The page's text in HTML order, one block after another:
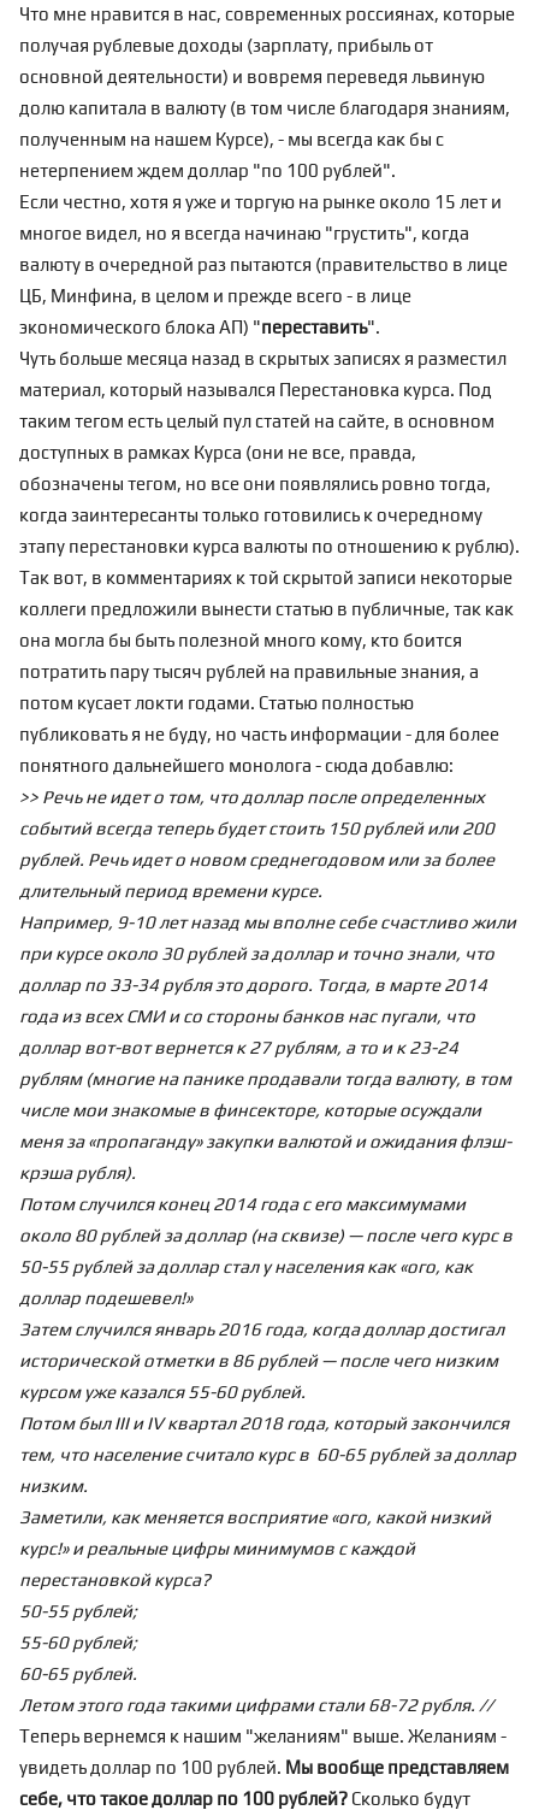
Что мне нравится в нас, современных россиянах, которые
получая рублевые доходы (зарплату, прибыль от
основной деятельности) и вовремя переведя львиную
долю капитала в валюту (в том числе благодаря знаниям,
полученным на нашем Курсе), - мы всегда как бы с
нетерпением ждем доллар "по 100 рублей".
Если честно, хотя я уже и торгую на рынке около 15 лет и
многое видел, но я всегда начинаю "грустить", когда
валюту в очередной раз пытаются (правительство в лице
ЦБ, Минфина, в целом и прежде всего - в лице
экономического блока АП) "переставить".
Чуть больше месяца назад в скрытых записях я разместил
материал, который назывался Перестановка курса. Под
таким тегом есть целый пул статей на сайте, в основном
доступных в рамках Курса (они не все, правда,
обозначены тегом, но все они появлялись ровно тогда,
когда заинтересанты только готовились к очередному
этапу перестановки курса валюты по отношению к рублю).
Так вот, в комментариях к той скрытой записи некоторые
коллеги предложили вынести статью в публичные, так как
она могла бы быть полезной много кому, кто боится
потратить пару тысяч рублей на правильные знания, а
потом кусает локти годами. Статью полностью
публиковать я не буду, но часть информации - для более
понятного дальнейшего монолога - сюда добавлю:
>> Речь не идет о том, что доллар после определенных
событий всегда теперь будет стоить 150 рублей или 200
рублей. Речь идет о новом среднегодовом или за более
длительный период времени курсе.
Например, 9-10 лет назад мы вполне себе счастливо жили
при курсе около 30 рублей за доллар и точно знали, что
доллар по 33-34 рубля это дорого. Тогда, в марте 2014
года из всех СМИ и со стороны банков нас пугали, что
доллар вот-вот вернется к 27 рублям, а то и к 23-24
рублям (многие на панике продавали тогда валюту, в том
числе мои знакомые в финсекторе, которые осуждали
меня за «пропаганду» закупки валютой и ожидания флэш-
крэша рубля).
Потом случился конец 2014 года с его максимумами
около 80 рублей за доллар (на сквизе) — после чего курс в
50-55 рублей за доллар стал у населения как «ого, как
доллар подешевел!»
Затем случился январь 2016 года, когда доллар достигал
исторической отметки в 86 рублей — после чего низким
курсом уже казался 55-60 рублей.
Потом был III и IV квартал 2018 года, который закончился
тем, что население считало курс в 60-65 рублей за доллар
низким.
Заметили, как меняется восприятие «ого, какой низкий
курс!» и реальные цифры минимумов с каждой
перестановкой курса?
50-55 рублей;
55-60 рублей;
60-65 рублей.
Летом этого года такими цифрами стали 68-72 рубля. //
Теперь вернемся к нашим "желаниям" выше. Желаниям -
увидеть доллар по 100 рублей. Мы вообще представляем
себе, что такое доллар по 100 рублей? Сколько будут